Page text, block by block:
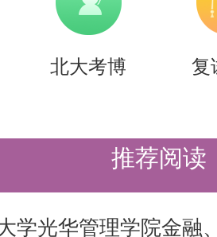
蔡一茂、程哲、贺明
芊、黎明、刘力锋、
巍、魏进、吴恒、杨
北大考博 复
推荐阅读